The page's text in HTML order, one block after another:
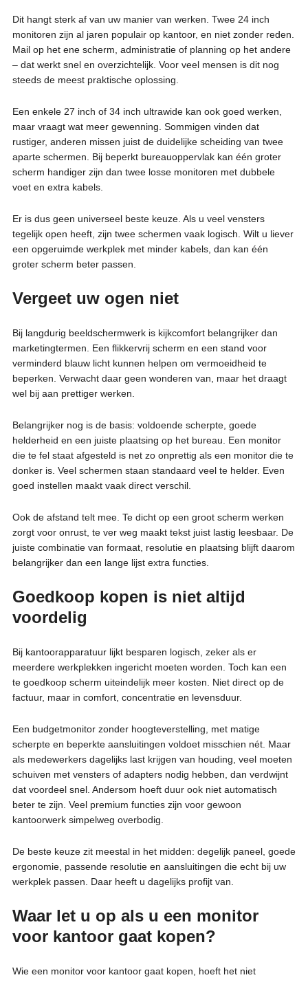
Dit hangt sterk af van uw manier van werken. Twee 24 inch
monitoren zijn al jaren populair op kantoor, en niet zonder reden.
Mail op het ene scherm, administratie of planning op het andere
– dat werkt snel en overzichtelijk. Voor veel mensen is dit nog
steeds de meest praktische oplossing.
Een enkele 27 inch of 34 inch ultrawide kan ook goed werken,
maar vraagt wat meer gewenning. Sommigen vinden dat
rustiger, anderen missen juist de duidelijke scheiding van twee
aparte schermen. Bij beperkt bureauoppervlak kan één groter
scherm handiger zijn dan twee losse monitoren met dubbele
voet en extra kabels.
Er is dus geen universeel beste keuze. Als u veel vensters
tegelijk open heeft, zijn twee schermen vaak logisch. Wilt u liever
een opgeruimde werkplek met minder kabels, dan kan één
groter scherm beter passen.
Vergeet uw ogen niet
Bij langdurig beeldschermwerk is kijkcomfort belangrijker dan
marketingtermen. Een flikkervrij scherm en een stand voor
verminderd blauw licht kunnen helpen om vermoeidheid te
beperken. Verwacht daar geen wonderen van, maar het draagt
wel bij aan prettiger werken.
Belangrijker nog is de basis: voldoende scherpte, goede
helderheid en een juiste plaatsing op het bureau. Een monitor
die te fel staat afgesteld is net zo onprettig als een monitor die te
donker is. Veel schermen staan standaard veel te helder. Even
goed instellen maakt vaak direct verschil.
Ook de afstand telt mee. Te dicht op een groot scherm werken
zorgt voor onrust, te ver weg maakt tekst juist lastig leesbaar. De
juiste combinatie van formaat, resolutie en plaatsing blijft daarom
belangrijker dan een lange lijst extra functies.
Goedkoop kopen is niet altijd
voordelig
Bij kantoorapparatuur lijkt besparen logisch, zeker als er
meerdere werkplekken ingericht moeten worden. Toch kan een
te goedkoop scherm uiteindelijk meer kosten. Niet direct op de
factuur, maar in comfort, concentratie en levensduur.
Een budgetmonitor zonder hoogteverstelling, met matige
scherpte en beperkte aansluitingen voldoet misschien nét. Maar
als medewerkers dagelijks last krijgen van houding, veel moeten
schuiven met vensters of adapters nodig hebben, dan verdwijnt
dat voordeel snel. Andersom hoeft duur ook niet automatisch
beter te zijn. Veel premium functies zijn voor gewoon
kantoorwerk simpelweg overbodig.
De beste keuze zit meestal in het midden: degelijk paneel, goede
ergonomie, passende resolutie en aansluitingen die echt bij uw
werkplek passen. Daar heeft u dagelijks profijt van.
Waar let u op als u een monitor
voor kantoor gaat kopen?
Wie een monitor voor kantoor gaat kopen, hoeft het niet